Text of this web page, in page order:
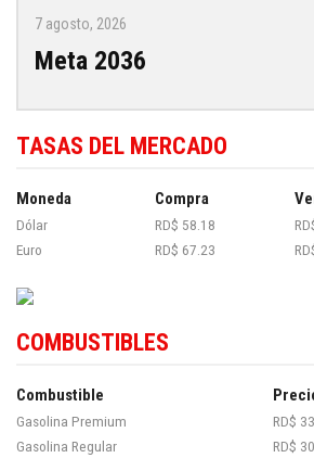
7 agosto, 2026
Meta 2036
TASAS DEL MERCADO
Moneda Compra
Dólar RD$ 58.18
Euro
RD$ 67.23
COMBUSTIBLES
Combustible
Gasolina Premium
RD$
Gasolina Regular
RD$